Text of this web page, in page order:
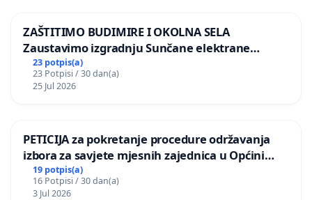
ZAŠTITIMO BUDIMIRE I OKOLNA SELA
Zaustavimo izgradnju Sunčane elektrane
Vedrine na području Ugljana
23 potpis(a)
23 Potpisi / 30 dan(a)
25 Jul 2026
PETICIJA za pokretanje procedure održavanja
izbora za savjete mjesnih zajednica u Općini
Bugojno
19 potpis(a)
16 Potpisi / 30 dan(a)
3 Jul 2026